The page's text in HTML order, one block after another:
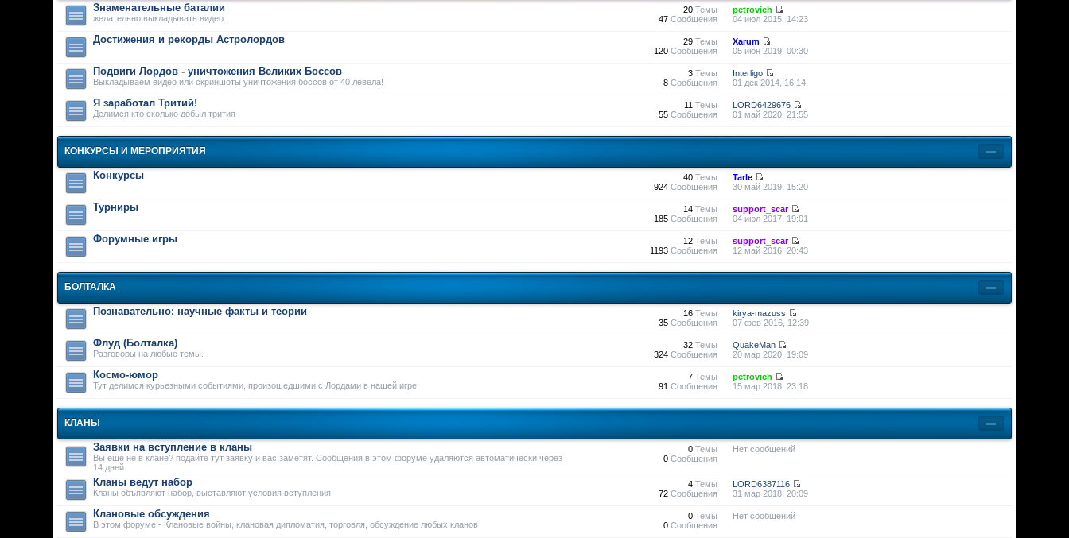
Знаменательные баталии
желательно выкладывать видео.
20Темы
47Сообщения
petrovich
04 июл 2015, 14:23
Достижения и рекорды Астролордов 29Темы
120Сообщения
Xarum
05 июн 2019, 00:30
Подвиги Лордов - уничтожения Великих Боссов
Выкладываем видео или скриншоты уничтожения боссов от 40 левела!
3Темы
8Сообщения
Interligo
01 дек 2014, 16:14
Я заработал Тритий!
Делимся кто сколько добыл трития
11 Темы
55Сообщения
LORD6429676
01 май 2020, 21:55
КОНКУРСЫ И МЕРОПРИЯТИЯ
Конкурсы 40Темы
924Сообщения
Tarle
30 май 2019, 15:20
Турниры 14Темы
185Сообщения
support_scar
04 июл 2017, 19:01
Форумные игры 12Темы
1193Сообщения
support_scar
12 май 2016, 20:43
БОЛТАЛКА
Познавательно: научные факты и теории 16Темы
35Сообщения
kirya-mazuss
07 фев 2016, 12:39
Флуд (Болталка)
Разговоры на любые темы.
32Темы
324Сообщения
QuakeMan
20 мар 2020, 19:09
Космо-юмор
Тут делимся курьезными событиями, произошедшими с Лордами в нашей игре
7Темы
91 Сообщения
petrovich
15 мар 2018, 23:18
КЛАНЫ
Заявки на вступление в кланы
Вы еще не в клане? подайте тут заявку и вас заметят. Сообщения в этом форуме удаляются автоматически через
14 дней
0Темы
0Сообщения
Нет сообщений
Кланы ведут набор
Кланы объявляют набор, выставляют условия вступления
4Темы
72Сообщения
LORD6387116
31 мар 2018, 20:09
Клановые обсуждения
В этом форуме - Клановые войны, клановая дипломатия, торговля, обсуждение любых кланов
0Темы
0Сообщения
Нет сообщений